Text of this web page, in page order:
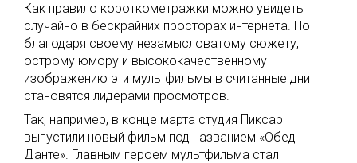
Как правило короткометражки можно увидеть
случайно в бескрайних просторах интернета. Но
благодаря своему незамысловатому сюжету,
острому юмору и высококачественному
изображению эти мультфильмы в считанные дни
становятся лидерами просмотров.
Так, например, в конце марта студия Пиксар
выпустили новый фильм под названием «Обед
Данте». Главным героем мультфильма стал